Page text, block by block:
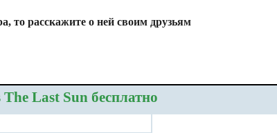
то расскажите о ней своим друзьям
Last Sun бесплатно